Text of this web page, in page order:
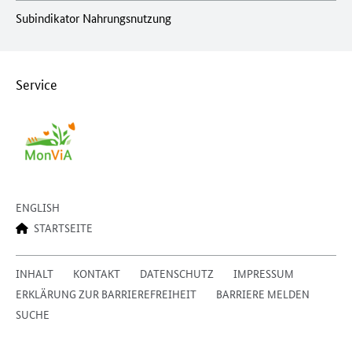
Subindikator Nahrungsnutzung
Service
ENGLISH
STARTSEITE
INHALT KONTAKT DATENSCHUTZ
IMPRESSUM
ERKLÄRUNG ZUR BARRIEREFREIHEIT
BARRIERE MELDEN
SUCHE